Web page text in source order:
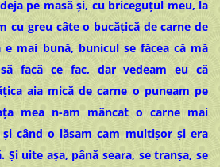
pe masă și, cu briceguțul meu, la
cu greu câte o bucățică de carne de
e mai bună, bunicul se făcea că mă
facă ce fac, dar vedeam eu că
aia mică de carne o puneam pe
mea n-am mâncat o carne mai
și când o lăsam cam multișor și era
Și uite așa, până seara, se tranșa, se